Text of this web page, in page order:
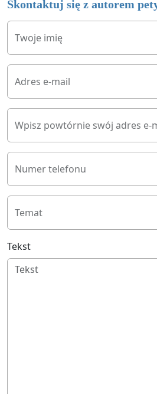
Skontaktuj się z autorem
Twoje imię
Adres e-mail
Wpisz powtórnie swój adres e-
Numer telefonu
Temat
Tekst